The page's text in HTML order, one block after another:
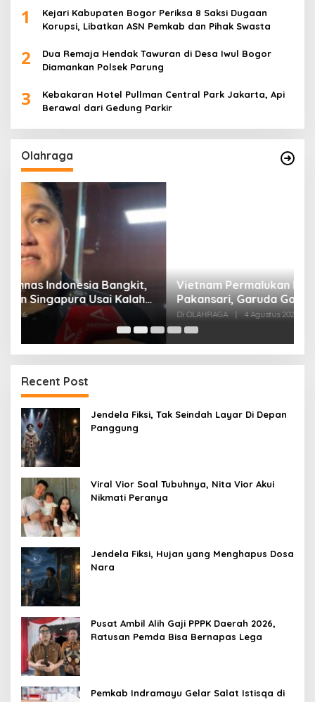
1
Kejari Kabupaten Bogor Periksa 8 Saksi Dugaan
Korupsi, Libatkan ASN Pemkab dan Pihak Swasta
2
Dua Remaja Hendak Tawuran di Desa Iwul Bogor
Diamankan Polsek Parung
3
Kebakaran Hotel Pullman Central Park Jakarta, Api
Berawal dari Gedung Parkir
Olahraga
Vietnam Permalukan Indonesia 3-0 di
Pakansari, Garuda Gagal Manfaatkan Laga
Kandang
Di OLAHRAGA | 4 Agustus 2026
Recent Post
Jendela Fiksi, Tak Seindah Layar Di Depan
Panggung
Viral Vior Soal Tubuhnya, Nita Vior Akui
Nikmati Peranya
Jendela Fiksi, Hujan yang Menghapus Dosa
Nara
Pusat Ambil Alih Gaji PPPK Daerah 2026,
Ratusan Pemda Bisa Bernapas Lega
Pemkab Indramayu Gelar Salat Istisqa di